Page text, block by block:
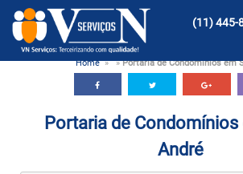
(11)445-
Home » »Portaria de Condomínios em
Portaria de Condomínios
André